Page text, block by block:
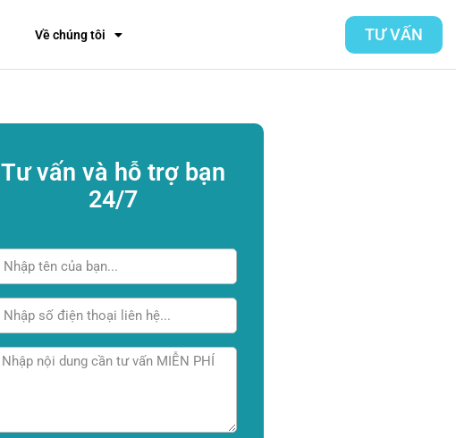
Về chúng tôi TƯ VẤN
Tư vấn và hỗ trợ bạn
24/7